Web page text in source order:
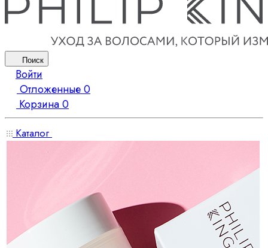
Поиск
Войти
Отложенные0
Корзина0
Каталог